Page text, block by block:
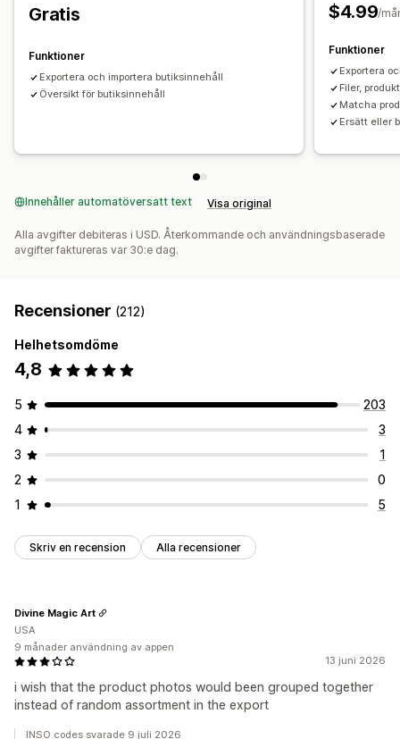
Gratis
Funktioner
Exportera och importera butiksinnehåll
Översikt för butiksinnehåll
$4.99/
Funktioner
Exportera
Filer,
Matcha
Ersätt eller
Innehåller automatöversatt text Visa original
Alla avgifter debiteras i USD. Återkommande och användningsbaserade
avgifter faktureras var 30:e dag.
Recensioner (212)
Helhetsomdöme
4,8
5
203
4
3
3
1
2
0
1
5
Skriv en recension Alla recensioner
13 juni 2026
i wish that the product photos would been grouped together
instead of random assortment in the export
Divine Magic Art
USA
9 månader användning av appen
INSO.codes svarade 9 juli 2026